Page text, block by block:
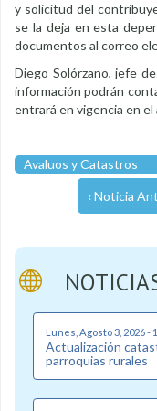
y solicitud del
se la deja en esta
documentos al correo
Diego Solórzano, jefe
información podrán
entrará en vigencia en el
Avaluos y Catastros
‹ Noticia
Lunes, Agosto 3, 2026 -
Actualización
parroquias rurales